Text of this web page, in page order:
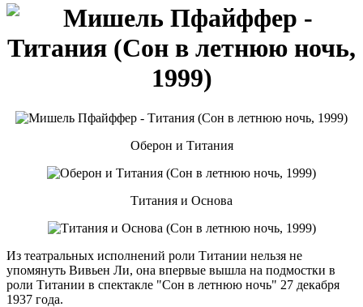
Оберон и Титания
Титания и Основа
Из театральных исполнений роли Титании нельзя не
упомянуть Вивьен Ли, она впервые вышла на подмостки в
роли Титании в спектакле "Сон в летнюю ночь" 27 декабря
1937 года.